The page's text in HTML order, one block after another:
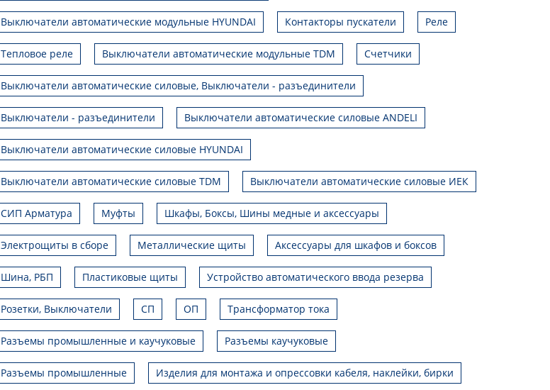
Выключатели автоматические модульные HYUNDAI Контакторы пускатели Реле
Тепловое реле Выключатели автоматические модульные TDM Счетчики
Выключатели автоматические силовые, Выключатели - разъединители
Выключатели - разъединители Выключатели автоматические силовые ANDELI
Выключатели автоматические силовые HYUNDAI
Выключатели автоматические силовые TDM Выключатели автоматические силовые ИЕК
СИП Арматура Муфты Шкафы, Боксы, Шины медные и аксессуары
Электрощиты в сборе Металлические щиты Аксессуары для шкафов и боксов
Шина, РБП Пластиковые щиты Устройство автоматического ввода резерва
Розетки, Выключатели СП ОП Трансформатор тока
Разъемы промышленные и каучуковые Разъемы каучуковые
Разъемы промышленные Изделия для монтажа и опрессовки кабеля, наклейки, бирки